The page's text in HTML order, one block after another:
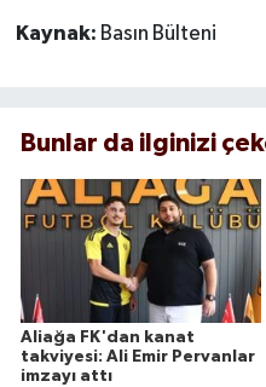
Kaynak: Basın Bülteni
Bunlar da ilginizi
Aliağa FK'dan kanat
takviyesi: Ali Emir Pervanlar
imzayı attı